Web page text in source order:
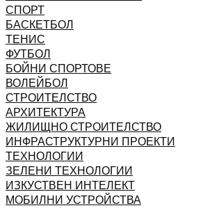
СПОРТ
БАСКЕТБОЛ
ТЕНИС
ФУТБОЛ
БОЙНИ СПОРТОВЕ
ВОЛЕЙБОЛ
СТРОИТЕЛСТВО
АРХИТЕКТУРА
ЖИЛИЩНО СТРОИТЕЛСТВО
ИНФРАСТРУКТУРНИ ПРОЕКТИ
ТЕХНОЛОГИИ
ЗЕЛЕНИ ТЕХНОЛОГИИ
ИЗКУСТВЕН ИНТЕЛЕКТ
МОБИЛНИ УСТРОЙСТВА